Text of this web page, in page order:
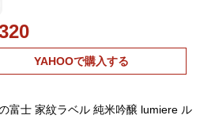
YAHOOで購入する
富士 家紋ラベル 純米吟醸 lumiere ル